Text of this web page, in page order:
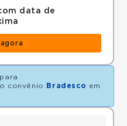
data de
convênio Bradesco em